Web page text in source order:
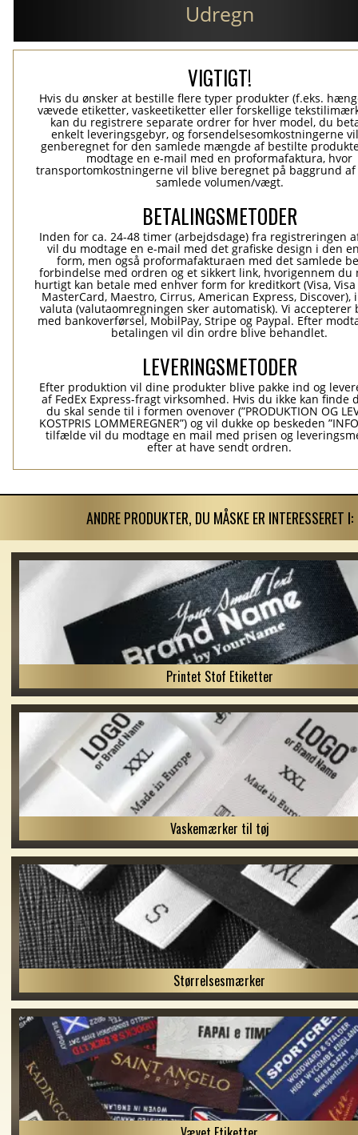
Udregn
VIGTIGT!
Hvis du ønsker at bestille flere typer produkter (f.eks.
vævede etiketter, vaskeetiketter eller forskellige
kan du registrere separate ordrer for hver model, du
enkelt leveringsgebyr, og forsendelsesomkostningerne
genberegnet for den samlede mængde af bestilte
modtage en e-mail med en proformafaktura, hvor
transportomkostningerne vil blive beregnet på baggrund af
samlede volumen/vægt.
BETALINGSMETODER
Inden for ca. 24-48 timer (arbejdsdage) fra registreringen
vil du modtage en e-mail med det grafiske design i den
form, men også proformafakturaen med det samlede
forbindelse med ordren og et sikkert link, hvorigennem du
hurtigt kan betale med enhver form for kreditkort (Visa, Visa
MasterCard, Maestro, Cirrus, American Express, Discover),
valuta (valutaomregningen sker automatisk). Vi accepterer
med bankoverførsel, MobilPay, Stripe og Paypal. Efter
betalingen vil din ordre blive behandlet.
LEVERINGSMETODER
Efter produktion vil dine produkter blive pakke ind og
af FedEx Express-fragt virksomhed. Hvis du ikke kan finde
du skal sende til i formen ovenover (”PRODUKTION OG
KOSTPRIS LOMMEREGNER”) og vil dukke op beskeden
tilfælde vil du modtage en mail med prisen og
efter at have sendt ordren.
ANDRE PRODUKTER, DU MÅSKE ER INTERESSERET I:
Printet Stof Etiketter
Vaskemærker til tøj
Størrelsesmærker